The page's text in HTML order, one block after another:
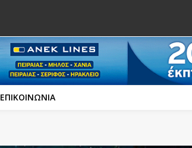
ΕΠΙΚΟΙΝΩΝΙΑ